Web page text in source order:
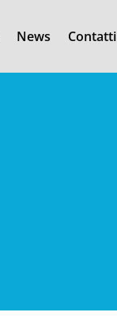
News Contatti